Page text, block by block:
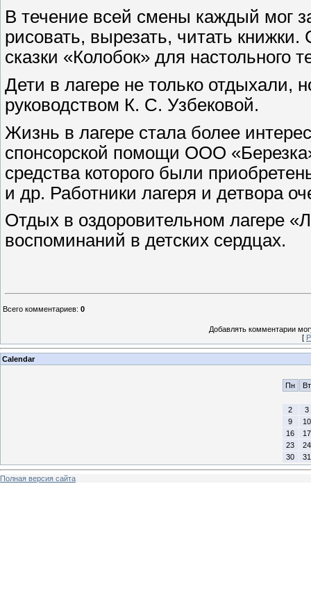
В течение всей смены каждый мог
рисовать, вырезать, читать
сказки «Колобок» для настольного
Дети в лагере не только отдыхали,
руководством К. С. Узбековой.
Жизнь в лагере стала более
спонсорской помощи ООО
средства которого были
и др. Работники лагеря и детвора
Отдых в оздоровительном лагере
воспоминаний в детских сердцах.
Всего комментариев: 0
Добавлять комментарии
[
Calendar
Пн Вт
2
3
9
10
16
17
23
24
30
31
Полная версия сайта